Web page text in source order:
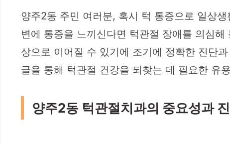
양주2동 주민 여러분, 혹시 턱 통증으로 일상
변에 통증을 느끼신다면 턱관절 장애를 의심
상으로 이어질 수 있기에 조기에 정확한 진단
글을 통해 턱관절 건강을 되찾는 데 필요한 유
양주2동 턱관절치과의 중요성과